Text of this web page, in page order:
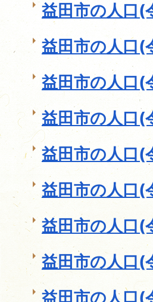
益田市の人口(
益田市の人口(
益田市の人口(
益田市の人口(
益田市の人口(
益田市の人口(
益田市の人口(
益田市の人口(
益田市の人口(